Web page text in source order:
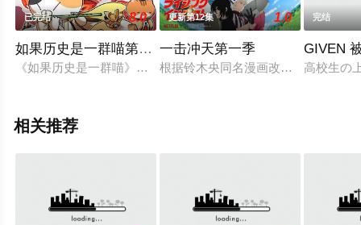
已完结 8.0
如果历史是一群喵第4-5季
《如果历史是一群喵》是一部以华夏历史为主线，依据二十四
更新第12集 1.0
一击冲天第一季
根据铃木央同名漫画改编，Lay-duce
完结
GIVEN
高校生の
相关推荐